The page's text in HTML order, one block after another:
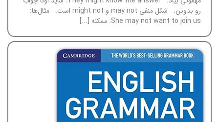
رو بدونن. شکل منفی may not و might not است. مثال‌ها:
She may not want to join us. ممکنه [...]